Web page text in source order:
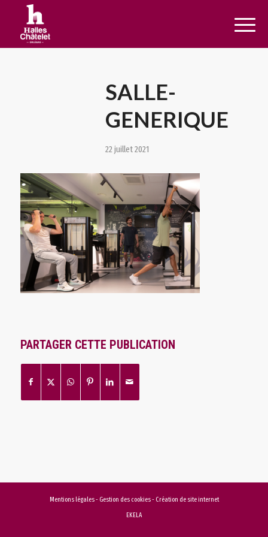
SALLE-
GENERIQUE
22 juillet 2021
PARTAGER CETTE PUBLICATION
Mentions légales- Gestion des cookies- Création de site internet
EKELA